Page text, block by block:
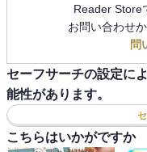
Reader Store
お問い合わせ
問
セーフサーチの設定に
能性があります。
こちらはいかがですか